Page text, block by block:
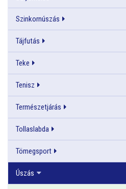
Szinkornúszás
Tájfutás
Teke
Tenisz
Természetjárás
Tollaslabda
Tömegsport
Úszás